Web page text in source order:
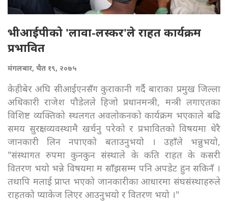
भीआईपीको 'लावा-लस्कर'ले राहत कार्यक्रम
प्रभावित
मंगलबार, चैत १९, २०७५
केहीबेर अघि सीआईएनसँग कुराकानी गर्दै बाराका प्रमुख जिल्ला
अधिकारी राजेश पौडेलले हिजो प्रधानमन्त्री, मन्त्री लगाएतका
विशिष्ट व्यक्तिको स्थलगत अवलोकनको कार्यक्रम भएकाले बढि
समय सुरक्षा व्यवस्थामै खर्चनु परेको र प्रभावितको विषयमा धेरै
जानकारी लिन नपाएको बताउनुभयो । उहाँले भन्नुभयो,
"संस्थागत रुपमा कुनकुन संस्थाले के कति राहत के कसरी
वितरण भयो भन्ने विषयमा म साँझसम्म पनि अपडेट हुन सकिनँ ।
तथापि मलाई प्राप्त भएको जानकारीका आधारमा संघसंस्थाहरुले
राहतको प्याकेज लिएर आउनुभयो र वितरण भयो ।"